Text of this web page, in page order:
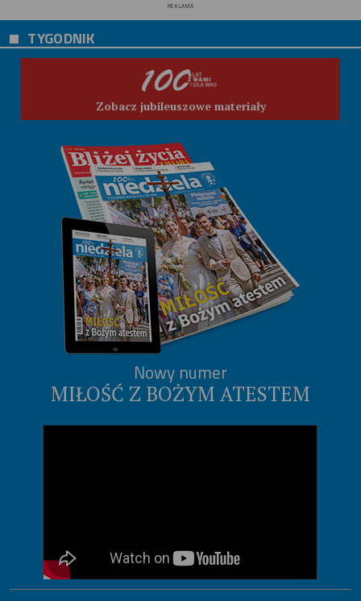
REKLAMA
TYGODNIK
Zobacz jubileuszowe materiały
Nowy numer
MIŁOŚĆ Z BOŻYM ATESTEM